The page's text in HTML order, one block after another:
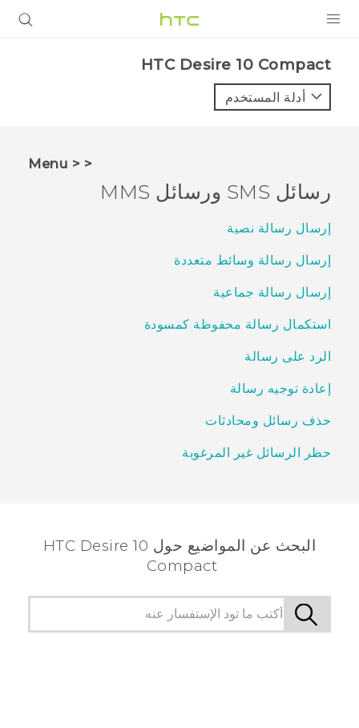
VIVE
VIVERSE
البرامج + التطبيقات
الدعم
أجهزة HTC والملحقات
HTC Desire 10 Compact‎
أدلة المستخدم
< < Menu
رسائل SMS ورسائل MMS
إرسال رسالة نصية
إرسال رسالة وسائط متعددة
إرسال رسالة جماعية
استكمال رسالة محفوظة كمسودة
الرد على رسالة
إعادة توجيه رسالة
حذف رسائل ومحادثات
حظر الرسائل غير المرغوبة
البحث عن المواضيع حول HTC Desire 10
Compact